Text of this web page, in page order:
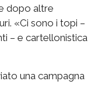
dopo altre
«Ci sono i topi –
– e cartellonistica
una campagna